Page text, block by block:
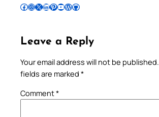
Follow Pradeep on Facebook Follow Pradeep on InstagramFollow Pradeep on X Follow Pradeep on LinkedIn Follow Pradeep on Pinterest Subscribe to Pradeep’s Youtube Channel Follow Pradeep on WordPress Follow Pradeep on GitHub
Leave a Reply
Your email address will not be published.
fields are marked *
Comment*